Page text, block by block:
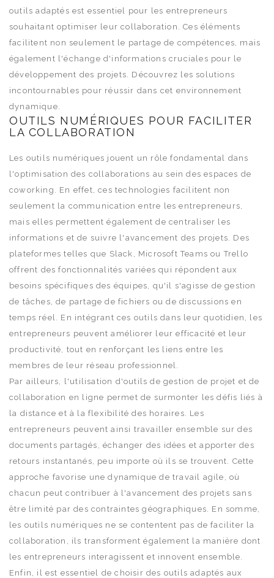
outils adaptés est essentiel pour les entrepreneurs
souhaitant optimiser leur collaboration. Ces éléments
facilitent non seulement le partage de compétences, mais
également l'échange d'informations cruciales pour le
développement des projets. Découvrez les solutions
incontournables pour réussir dans cet environnement
dynamique.
OUTILS NUMÉRIQUES POUR FACILITER
LA COLLABORATION
Les outils numériques jouent un rôle fondamental dans
l'optimisation des collaborations au sein des espaces de
coworking. En effet, ces technologies facilitent non
seulement la communication entre les entrepreneurs,
mais elles permettent également de centraliser les
informations et de suivre l'avancement des projets. Des
plateformes telles que Slack, Microsoft Teams ou Trello
offrent des fonctionnalités variées qui répondent aux
besoins spécifiques des équipes, qu'il s'agisse de gestion
de tâches, de partage de fichiers ou de discussions en
temps réel. En intégrant ces outils dans leur quotidien, les
entrepreneurs peuvent améliorer leur efficacité et leur
productivité, tout en renforçant les liens entre les
membres de leur réseau professionnel.
Par ailleurs, l'utilisation d'outils de gestion de projet et de
collaboration en ligne permet de surmonter les défis liés à
la distance et à la flexibilité des horaires. Les
entrepreneurs peuvent ainsi travailler ensemble sur des
documents partagés, échanger des idées et apporter des
retours instantanés, peu importe où ils se trouvent. Cette
approche favorise une dynamique de travail agile, où
chacun peut contribuer à l'avancement des projets sans
être limité par des contraintes géographiques. En somme,
les outils numériques ne se contentent pas de faciliter la
collaboration, ils transforment également la manière dont
les entrepreneurs interagissent et innovent ensemble.
Enfin, il est essentiel de choisir des outils adaptés aux